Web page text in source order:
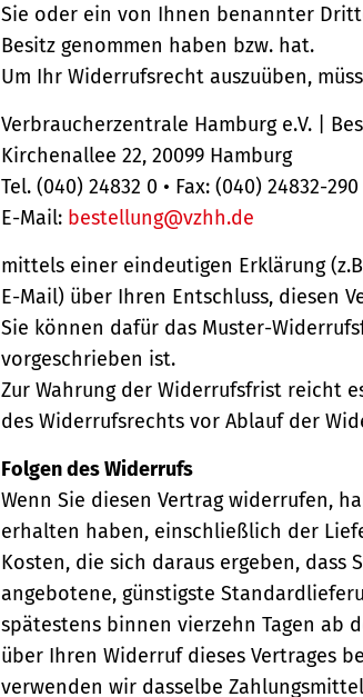
Sie oder ein von Ihnen benannter
Besitz genommen haben bzw. hat.
Um Ihr Widerrufsrecht auszuüben,
Verbraucherzentrale Hamburg e.V. |
Kirchenallee 22, 20099 Hamburg
Tel. (040) 24832 0 • Fax: (040) 24832-290
E-Mail: bestellung@vzhh.de
mittels einer eindeutigen Erklärung
E-Mail) über Ihren Entschluss, diesen
Sie können dafür das Muster-
vorgeschrieben ist.
Zur Wahrung der Widerrufsfrist reicht
des Widerrufsrechts vor Ablauf der
Folgen des Widerrufs
Wenn Sie diesen Vertrag widerrufen,
erhalten haben, einschließlich der
Kosten, die sich daraus ergeben, dass
angebotene, günstigste
spätestens binnen vierzehn Tagen ab
über Ihren Widerruf dieses Vertrages
verwenden wir dasselbe